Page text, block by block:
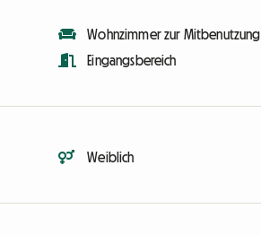
Wohnzimmer zur Mitbenutzung
Eingangsbereich
Weiblich